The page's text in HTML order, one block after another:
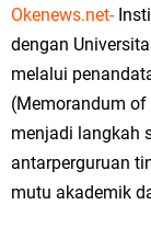
Okenews.net-
dengan
melalui
(Memorandum
menjadi langkah
antarperguruan
mutu akademik